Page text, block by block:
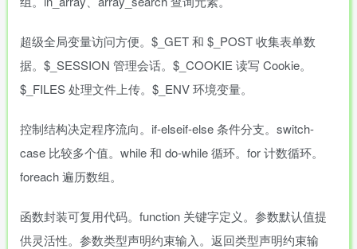
超级全局变量访问方便。$_GET 和 $_POST 收集表单数
据。$_SESSION 管理会话。$_COOKIE 读写 Cookie。
$_FILES 处理文件上传。$_ENV 环境变量。
控制结构决定程序流向。if-elseif-else 条件分支。switch-
case 比较多个值。while 和 do-while 循环。for 计数循环。
foreach 遍历数组。
函数封装可复用代码。function 关键字定义。参数默认值提
供灵活性。参数类型声明约束输入。返回类型声明约束输